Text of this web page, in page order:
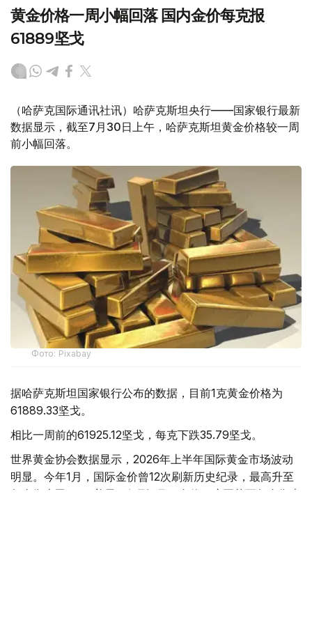
黄金价格一周小幅回落 国内金价每克报
61889坚戈
（哈萨克国际通讯社讯）哈萨克斯坦央行——国家银行最新
数据显示，截至7月30日上午，哈萨克斯坦黄金价格较一周
前小幅回落。
Фото: Pixabay
据哈萨克斯坦国家银行公布的数据，目前1克黄金价格为
61889.33坚戈。
相比一周前的61925.12坚戈，每克下跌35.79坚戈。
世界黄金协会数据显示，2026年上半年国际黄金市场波动
明显。今年1月，国际金价曾12次刷新历史纪录，最高升至
每金衡盎司5405美元；但到6月，金价一度回落至每金衡盎